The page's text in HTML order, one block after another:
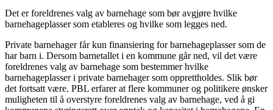
Det er foreldrenes valg av barnehage som bør avgjøre hvilke
barnehageplasser som etableres og hvilke som legges ned.
Private barnehager får kun finansiering for barnehageplasser som de
har barn i. Dersom barnetallet i en kommune går ned, vil det være
foreldrenes valg av barnehage som bestemmer hvilke
barnehageplasser i private barnehager som opprettholdes. Slik bør
det fortsatt være. PBL erfarer at flere kommuner og politikere ønsker
muligheten til å overstyre foreldrenes valg av barnehage, ved å gi